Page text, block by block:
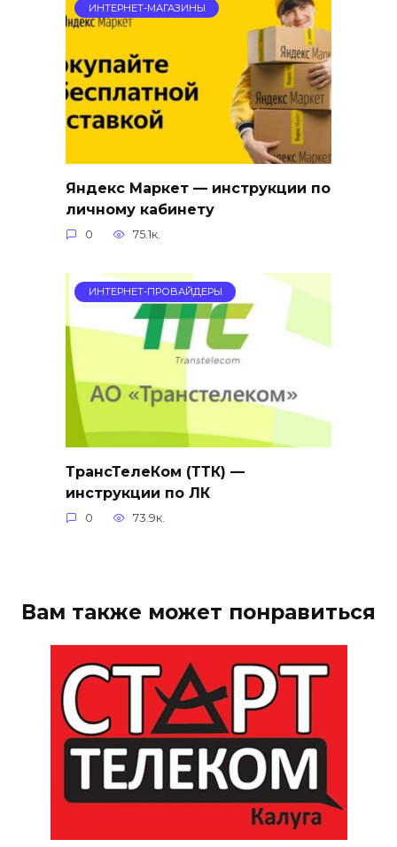
ИНТЕРНЕТ-МАГАЗИНЫ
Яндекс Маркет — инструкции по
личному кабинету
0 75.1к.
ИНТЕРНЕТ-ПРОВАЙДЕРЫ
ТрансТелеКом (ТТК) —
инструкции по ЛК
0 73.9к.
Вам также может понравиться